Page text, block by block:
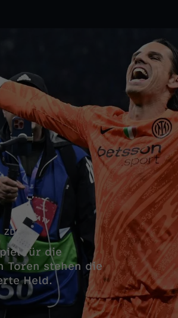
ZDF
für die
Toren stehen die
Held.